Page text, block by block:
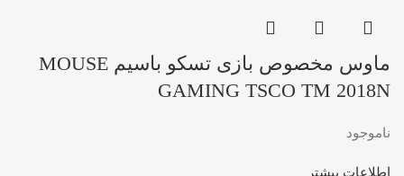
ماوس مخصوص بازی تسکو باسیم MOUSE
GAMING TSCO TM 2018N
ناموجود
اطلاعات بیشتر